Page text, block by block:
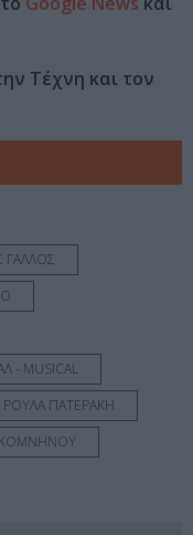
Τέχνη και τον
ΓΑΛΛΟΣ
- MUSICAL
ΡΟΥΛΑ ΠΑΤΕΡΑΚΗ
ΚΟΜΝΗΝΟΥ